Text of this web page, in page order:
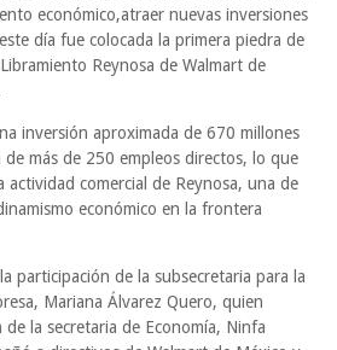
económico,atraer nuevas inversiones
día fue colocada la primera piedra de
Reynosa de Walmart de
inversión aproximada de 670 millones
más de 250 empleos directos, lo que
comercial de Reynosa, una de
económico en la frontera
participación de la subsecretaria para la
Mariana Álvarez Quero, quien
la secretaria de Economía, Ninfa